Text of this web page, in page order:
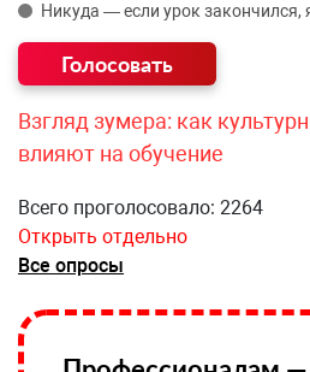
Никуда — если урок закончился,
Взгляд зумера: как
влияют на обучение
Всего проголосовало: 2264
Открыть отдельно
Все опросы